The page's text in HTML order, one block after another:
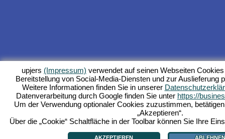
upjers (Impressum) verwendet auf seinen Webseiten
Bereitstellung von Social-Media-Diensten und zur Auslieferung
Weitere Informationen finden Sie in unserer
Datenverarbeitung durch Google finden Sie unter https://
Um der Verwendung optionaler Cookies zuzustimmen,
„Akzeptieren“.
Über die „Cookie“ Schaltfläche in der Toolbar können Sie Ihre
AKZEPTIEREN ABLEHNEN